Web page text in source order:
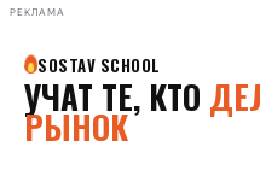
РЕКЛАМА